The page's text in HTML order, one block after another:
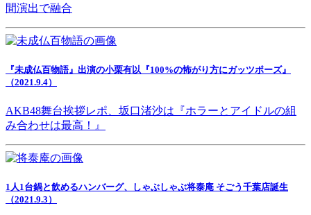
間演出で融合
『未成仏百物語』出演の小栗有以『100%の怖がり方にガッツポーズ』
（2021.9.4）
AKB48舞台挨拶レポ、坂口渚沙は『ホラーとアイドルの組
み合わせは最高！』
1人1台鍋と飲めるハンバーグ、しゃぶしゃぶ将泰庵 そごう千葉店誕生
（2021.9.3）